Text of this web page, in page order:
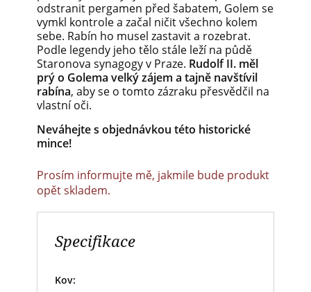
odstranit pergamen před šabatem, Golem se
vymkl kontrole a začal ničit všechno kolem
sebe. Rabín ho musel zastavit a rozebrat.
Podle legendy jeho tělo stále leží na půdě
Staronova synagogy v Praze. Rudolf II. měl
prý o Golema velký zájem a tajně navštívil
rabína, aby se o tomto zázraku přesvědčil na
vlastní oči.
Neváhejte s objednávkou této historické
mince!
Prosím informujte mě, jakmile bude produkt
opět skladem.
Specifikace
Kov: